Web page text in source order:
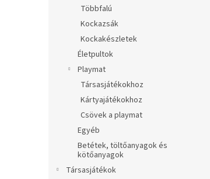
Többfalú
Kockazsák
Kockakészletek
Életpultok
Playmat
Társasjátékokhoz
Kártyajátékokhoz
Csövek a playmat
Egyéb
Betétek, töltőanyagok és
kötőanyagok
Társasjátékok